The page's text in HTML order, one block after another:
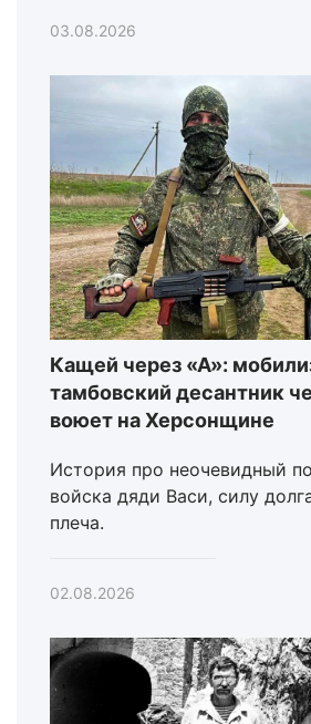
03.08.2026
Кащей через «А»:
тамбовский десантник
воюет на Херсонщине
История про неочевидный
войска дяди Васи, силу
плеча.
02.08.2026